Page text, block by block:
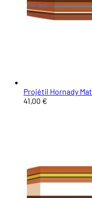
Projétil Hornady
41,00 €